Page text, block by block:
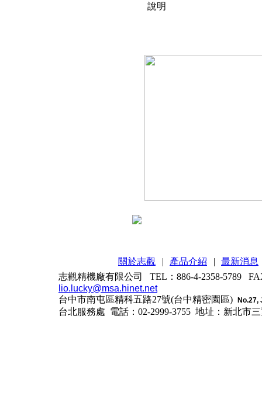
說明
關於志觀 | 產品介紹 |
最新消息
志觀精機廠有限公司 TEL：886-4-2358-5789
lio.lucky@msa.hinet.net
台中市南屯區精科五路27號(台中精密園區)
No.27,
台北服務處 電話：02-2999-3755 地址：新北市